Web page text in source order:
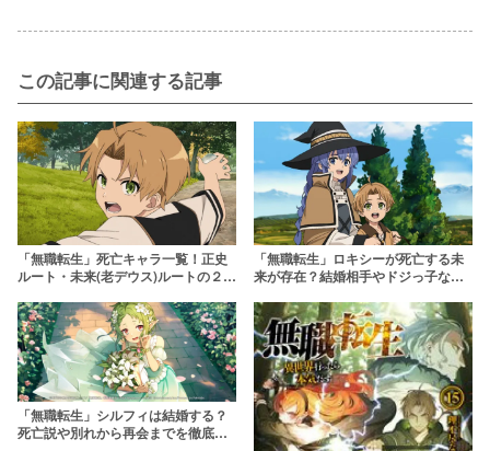
この記事に関連する記事
「無職転生」死亡キャラ一覧！正史
ルート・未来(老デウス)ルートの２つ
「無職転生」ロキシーが死亡する未
来が存在？結婚相手やドジっ子な性
「無職転生」シルフィは結婚する？
死亡説や別れから再会までを徹底解